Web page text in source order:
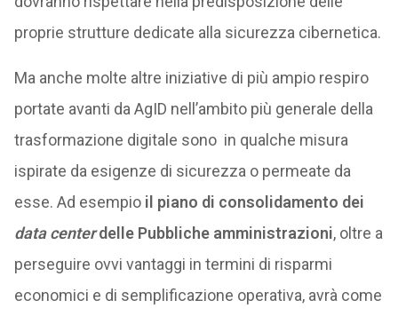
proprie strutture dedicate alla sicurezza cibernetica.
Ma anche molte altre iniziative di più ampio respiro
portate avanti da AgID nell’ambito più generale della
trasformazione digitale sono in qualche misura
ispirate da esigenze di sicurezza o permeate da
esse. Ad esempio il piano di consolidamento dei
data centerdelle Pubbliche amministrazioni, oltre a
perseguire ovvi vantaggi in termini di risparmi
economici e di semplificazione operativa, avrà come